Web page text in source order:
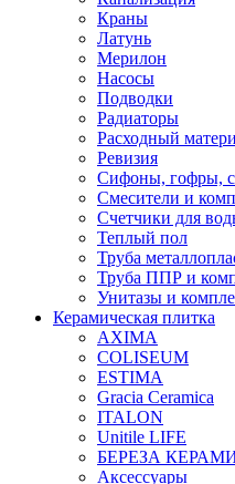
Краны
Латунь
Мерилон
Насосы
Подводки
Радиаторы
Расходный
Ревизия
Сифоны, гофры,
Смесители и
Счетчики для
Теплый пол
Труба
Труба ППР и
Унитазы и
Керамическая плитка
AXIMA
COLISEUM
ESTIMA
Gracia Ceramica
ITALON
Unitile LIFE
БЕРЕЗА
Аксессуары